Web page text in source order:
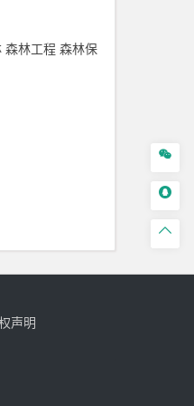
森林工程 森林保



声明